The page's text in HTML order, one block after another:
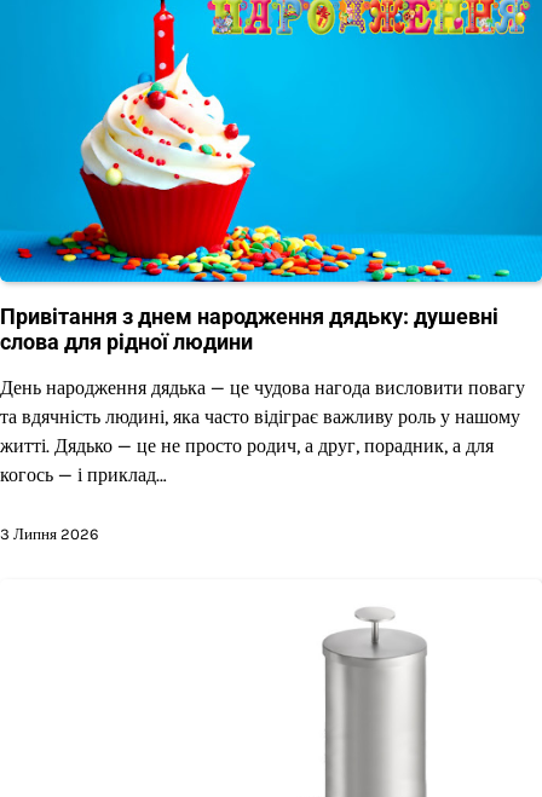
Привітання з днем народження дядьку: душевні
слова для рідної людини
День народження дядька — це чудова нагода висловити повагу
та вдячність людині, яка часто відіграє важливу роль у нашому
житті. Дядько — це не просто родич, а друг, порадник, а для
когось — і приклад…
3 Липня 2026